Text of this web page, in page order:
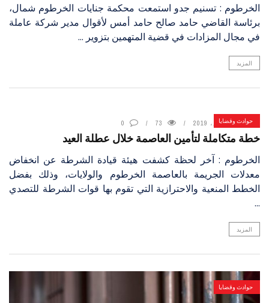
الخرطوم : تسنيم جدو استمعت محكمة جنايات الخرطوم شمال،
برئاسة القاضي حامد صالح حامد أمس لأقوال مدير شركة عاملة
في مجال المزادات في قضية المتهمين بتزوير ...
المزيد
حوادث وقضايا
7 أغسطس، 2019 73
0
خطة متكاملة لتأمين العاصمة خلال عطلة العيد
الخرطوم : آخر لحظة كشفت هيئة قيادة الشرطة عن انخفاض
معدلات الجريمة بالعاصمة الخرطوم والولايات، وذلك بفضل
الخطط المنعية والاحترازية التي تقوم بها قوات الشرطة للتصدي
...
المزيد
حوادث وقضايا